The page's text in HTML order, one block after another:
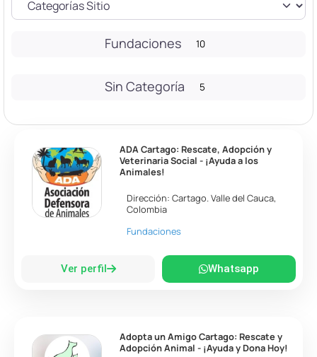
Fundaciones 10
Sin Categoría 5
ADA Cartago: Rescate, Adopción y
Veterinaria Social - ¡Ayuda a los
Animales!
Dirección:Cartago.Valle del Cauca,
Colombia
Fundaciones
Ver perfil Whatsapp
Adopta un Amigo Cartago: Rescate y
Adopción Animal - ¡Ayuda y Dona Hoy!